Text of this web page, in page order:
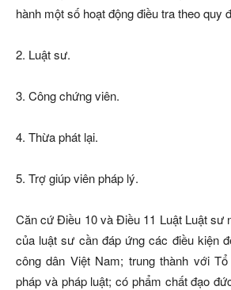
hành một số hoạt động điều tra theo quy
2. Luật sư.
3. Công chứng viên.
4. Thừa phát lại.
5. Trợ giúp viên pháp lý.
Căn cứ Điều 10 và Điều 11 Luật Luật sư
của luật sư cần đáp ứng các điều kiện
công dân Việt Nam; trung thành với
pháp và pháp luật; có phẩm chất đạo